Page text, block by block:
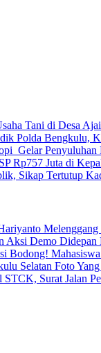
Tani di Desa
Polda Bengkulu,
Gelar
Rp757 Juta di
Sikap Tertutup
Aksi Demo
Bodong!
Selatan Foto
STCK, Surat Jalan